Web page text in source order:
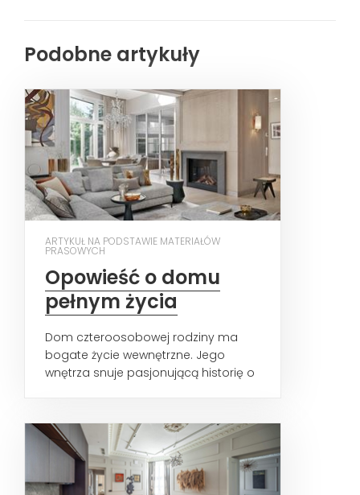
Podobne artykuły
ARTYKUŁ NA PODSTAWIE MATERIAŁÓW
PRASOWYCH
Opowieść o domu
pełnym życia
Dom czteroosobowej rodziny ma
bogate życie wewnętrzne. Jego
wnętrza snuje pasjonującą historię o